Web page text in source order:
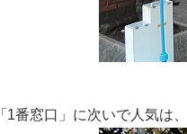
「1番窓口」に次いで人気は